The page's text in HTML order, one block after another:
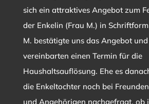
sich ein attraktives Angebot zum
der Enkelin (Frau M.) in
M. bestätigte uns das Angebot
vereinbarten einen Termin für die
Haushaltsauflösung. Ehe es
die Enkeltochter noch bei
und Angehörigen nachgefragt, ob